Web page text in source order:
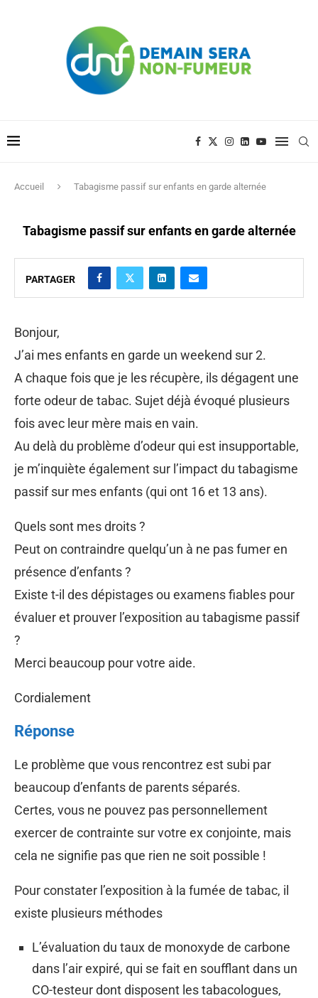
Accueil Tabagisme passif sur enfants en garde alternée
Tabagisme passif sur enfants en garde alternée
PARTAGER
Bonjour,
J’ai mes enfants en garde un weekend sur 2.
A chaque fois que je les récupère, ils dégagent une
forte odeur de tabac. Sujet déjà évoqué plusieurs
fois avec leur mère mais en vain.
Au delà du problème d’odeur qui est insupportable,
je m’inquiète également sur l’impact du tabagisme
passif sur mes enfants (qui ont 16 et 13 ans).
Quels sont mes droits ?
Peut on contraindre quelqu’un à ne pas fumer en
présence d’enfants ?
Existe t-il des dépistages ou examens fiables pour
évaluer et prouver l’exposition au tabagisme passif
?
Merci beaucoup pour votre aide.
Cordialement
Réponse
Le problème que vous rencontrez est subi par
beaucoup d’enfants de parents séparés.
Certes, vous ne pouvez pas personnellement
exercer de contrainte sur votre ex conjointe, mais
cela ne signifie pas que rien ne soit possible !
Pour constater l’exposition à la fumée de tabac, il
existe plusieurs méthodes
L’évaluation du taux de monoxyde de carbone
dans l’air expiré, qui se fait en soufflant dans un
CO-testeur dont disposent les tabacologues,